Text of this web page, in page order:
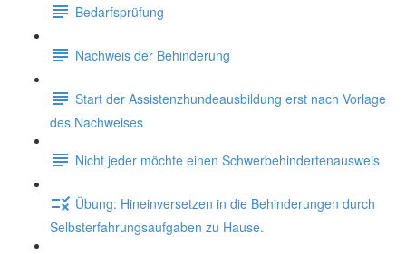
Bedarfsprüfung
Nachweis der Behinderung
Start der Assistenzhundeausbildung erst nach Vorlage
des Nachweises
Nicht jeder möchte einen Schwerbehindertenausweis
Übung: Hineinversetzen in die Behinderungen durch
Selbsterfahrungsaufgaben zu Hause.